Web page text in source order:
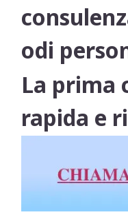
odi
La prima
rapida e